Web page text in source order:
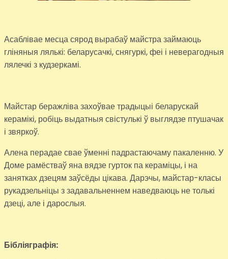
Асаблівае месца сярод вырабаў майстра займаюць
гліняныя лялькі: беларусачкі, снягуркі, феі і неверагодныя
лялечкі з кудзеркамі.
Майстар беражліва захоўвае традыцыі беларускай
керамікі, робіць выдатныя свістулькі ў выглядзе птушачак
і звяркоў.
Алена перадае свае ўменні падрастаючаму пакаленню. У
Доме рамёстваў яна вядзе гурток па кераміцы, і на
занятках дзецям заўсёды цікава. Дарэчы, майстар-класы
рукадзельніцы з задавальненнем наведваюць не толькі
дзеці, але і дарослыя.
Бібліяграфія: